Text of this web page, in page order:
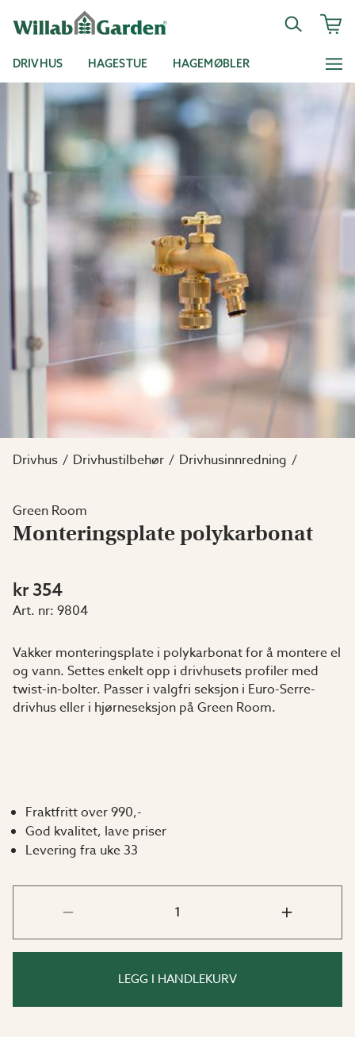
DRIVHUS HAGESTUE HAGEMØBLER
Drivhus Drivhustilbehør Drivhusinnredning
Green Room
Monteringsplate polykarbonat
kr 354
Art. nr: 9804
Vakker monteringsplate i polykarbonat for å montere el
og vann. Settes enkelt opp i drivhusets profiler med
twist-in-bolter. Passer i valgfri seksjon i Euro-Serre-
drivhus eller i hjørneseksjon på Green Room.
Fraktfritt over 990,-
God kvalitet, lave priser
Levering fra uke 33
LEGG I HANDLEKURV